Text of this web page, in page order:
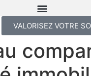
VALORISEZ VOTRE